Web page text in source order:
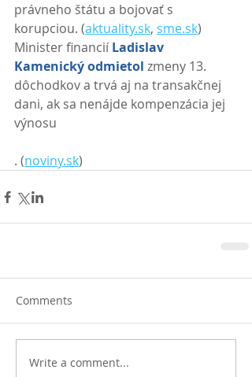
právneho štátu a bojovať s
korupciou. (aktuality.sk, sme.sk)
Minister financií Ladislav
Kamenický odmietol zmeny 13.
dôchodkov a trvá aj na transakčnej
dani, ak sa nenájde kompenzácia jej
výnosu
. (noviny.sk)
Comments
Write a comment...